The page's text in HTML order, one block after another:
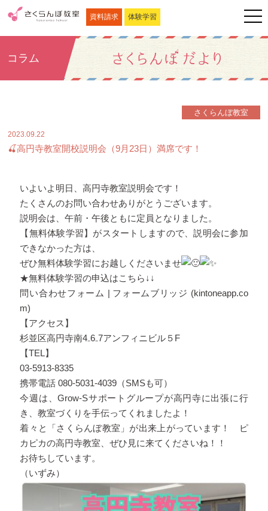
資料請求 体験学習
コラム
さくらんぼ教室
2023.09.22
🍒高円寺教室開校説明会（9月23日）満席です！
いよいよ明日、高円寺教室説明会です！
たくさんのお問い合わせありがとうございます。
説明会は、午前・午後ともに定員となりました。
【無料体験学習】がスタートしますので、説明会に参加
できなかった方は、
ぜひ無料体験学習にお越しくださいませ
★無料体験学習の申込はこちら↓↓
問い合わせフォーム | フォームブリッジ (kintoneapp.co
m)
【アクセス】
杉並区高円寺南4₋6₋7アンフィニビル５F
【TEL】
03-5913-8335
携帯電話 080-5031-4039（SMSも可）
今週は、Grow-Sサポートグループが高円寺に出張に行
き、教室づくりを手伝ってくれましたよ！
着々と「さくらんぼ教室」が出来上がっています！ ピ
カピカの高円寺教室、ぜひ見に来てくださいね！！
お待ちしています。
（いずみ）